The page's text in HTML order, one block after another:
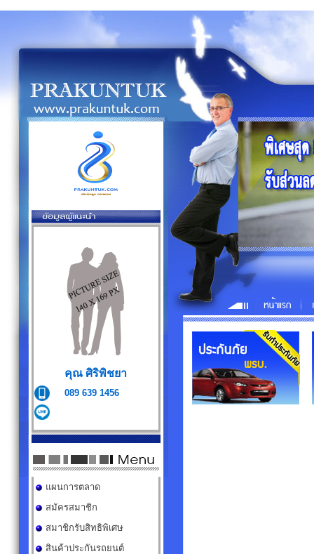
คุณ ศิริพิชยา
089 639 1456
แผนการตลาด
สมัครสมาชิก
สมาชิกรับสิทธิพิเศษ
สินค้าประกันรถยนต์